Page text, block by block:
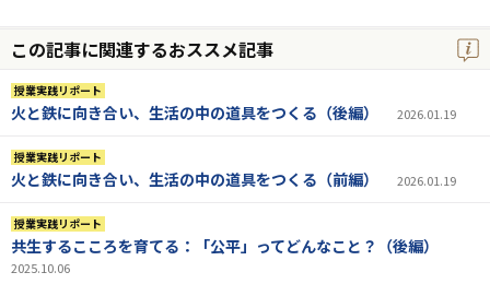
この記事に関連するおススメ記事
授業実践リポート
火と鉄に向き合い、生活の中の道具をつくる（後編） 2026.01.19
授業実践リポート
火と鉄に向き合い、生活の中の道具をつくる（前編） 2026.01.19
授業実践リポート
共生するこころを育てる：「公平」ってどんなこと？（後編）
2025.10.06